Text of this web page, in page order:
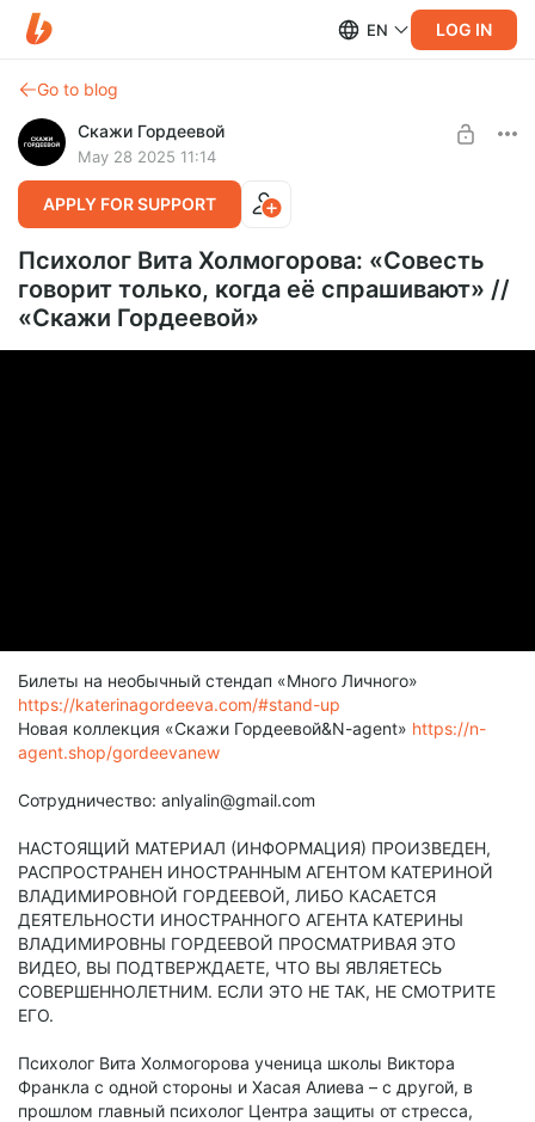
EN LOG IN
Go to blog
Скажи Гордеевой
May 28 2025 11:14
APPLY FOR SUPPORT
Психолог Вита Холмогорова: «Cовесть
говорит только, когда её спрашивают» //
«Cкажи Гордеевой»
Билеты на необычный стендап «Много Личного»
https://katerinagordeeva.com/#stand-up
Новая коллекция «Скажи Гордеевой&N-agent» https://n-
agent.shop/gordeevanew
Сотрудничество: anlyalin@gmail.com
НАСТОЯЩИЙ МАТЕРИАЛ (ИНФОРМАЦИЯ) ПРОИЗВЕДЕН,
РАСПРОСТРАНЕН ИНОСТРАННЫМ АГЕНТОМ КАТЕРИНОЙ
ВЛАДИМИРОВНОЙ ГОРДЕЕВОЙ, ЛИБО КАСАЕТСЯ
ДЕЯТЕЛЬНОСТИ ИНОСТРАННОГО АГЕНТА КАТЕРИНЫ
ВЛАДИМИРОВНЫ ГОРДЕЕВОЙ ПРОСМАТРИВАЯ ЭТО
ВИДЕО, ВЫ ПОДТВЕРЖДАЕТЕ, ЧТО ВЫ ЯВЛЯЕТЕСЬ
СОВЕРШЕННОЛЕТНИМ. ЕСЛИ ЭТО НЕ ТАК, НЕ СМОТРИТЕ
ЕГО.
Психолог Вита Холмогорова ученица школы Виктора
Франкла с одной стороны и Хасая Алиева – с другой, в
прошлом главный психолог Центра защиты от стресса,